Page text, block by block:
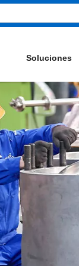
Soluciones